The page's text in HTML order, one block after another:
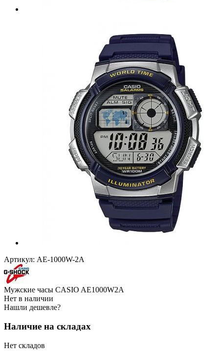
Артикул: AE-1000W-2A
Мужские часы CASIO AE1000W2A
Нет в наличии
Нашли дешевле?
Наличие на складах
Нет складов